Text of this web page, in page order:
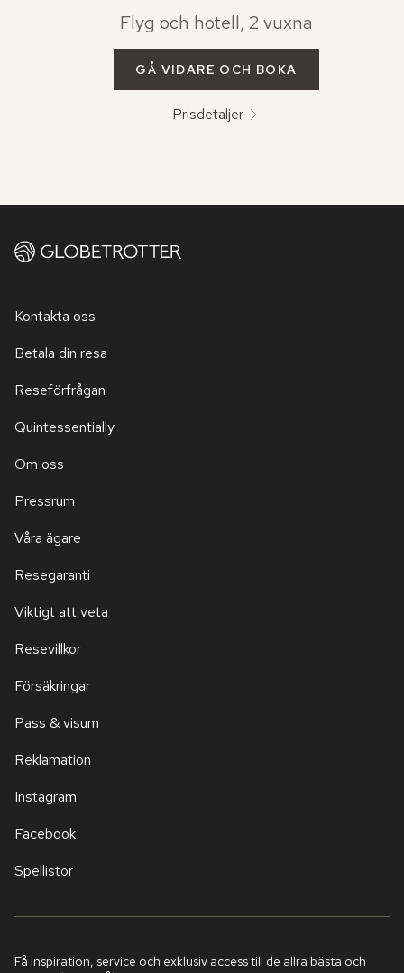
Flyg och hotell, 2 vuxna
GÅ VIDARE OCH BOKA
Prisdetaljer
Kontakta oss
Betala din resa
Reseförfrågan
Quintessentially
Om oss
Pressrum
Våra ägare
Resegaranti
Viktigt att veta
Resevillkor
Försäkringar
Pass & visum
Reklamation
Instagram
Facebook
Spellistor
Få inspiration, service och exklusiv access till de allra bästa och